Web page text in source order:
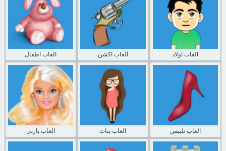
العاب اطفال العاب اكشن العاب اولاد
العاب باربي العاب بنات العاب تلبيس